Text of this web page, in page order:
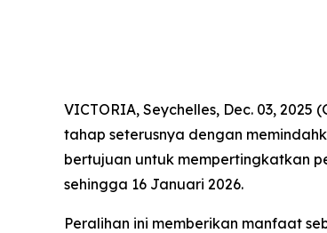
VICTORIA, Seychelles, Dec. 03, 2025
tahap seterusnya dengan
bertujuan untuk mempertingkatkan
sehingga 16 Januari 2026.
Peralihan ini memberikan manfaat